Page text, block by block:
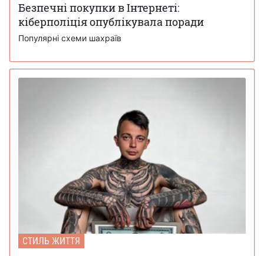
Безпечні покупки в Інтернеті:
кіберполіція опублікувала поради
Популярні схеми шахраїв
СТИЛЬ ЖИТТЯ